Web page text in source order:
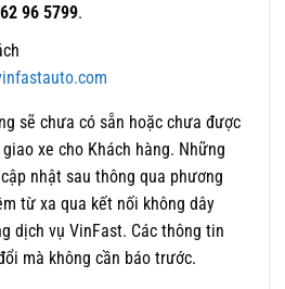
96 5799.
sẽ chưa có sẵn hoặc chưa được
xe cho Khách hàng. Những
nhật sau thông qua phương
từ xa qua kết nối không dây
dịch vụ VinFast. Các thông tin
mà không cần báo trước.